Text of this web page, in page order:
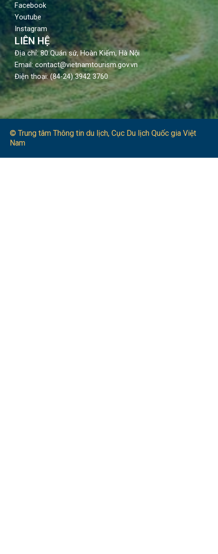
Facebook
Youtube
Instagram
LIÊN HỆ
Địa chỉ: 80 Quán sứ, Hoàn Kiếm, Hà Nội
Email: contact@vietnamtourism.gov.vn
Điện thoại: (84-24) 3942 3760
© Trung tâm Thông tin du lịch​, Cục Du lịch Quốc gia Việt
Nam